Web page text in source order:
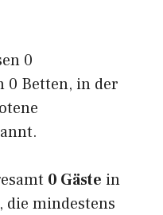
0
0 Betten, in der
0 Gäste in
die mindestens